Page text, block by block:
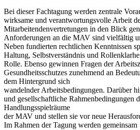
Bei dieser Fachtagung werden zentrale
wirksame und verantwortungsvolle Arbeit
Mitarbeitendenvertretungen in den Blick
Anforderungen an die MAV sind vielfältig
Neben fundierten rechtlichen Kenntnissen
Haltung, Selbstverständnis und
Rolle. Ebenso gewinnen Fragen der
Gesundheitsschutzes zunehmend an
dem Hintergrund sich
wandelnder Arbeitsbedingungen. Darüber
und gesellschaftliche Rahmenbedingungen
Handlungsspielräume
der MAV und stellen sie vor neue
Im Rahmen der Tagung werden gemeinsam